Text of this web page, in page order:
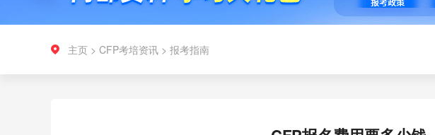
主页 > CFP考培资讯 > 报考指南